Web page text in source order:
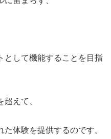
として機能することを目指
えて、
体験を提供するのです。